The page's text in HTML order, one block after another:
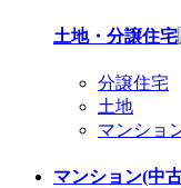
土地・分譲住宅
分譲住宅
土地
マンショ
マンション(中